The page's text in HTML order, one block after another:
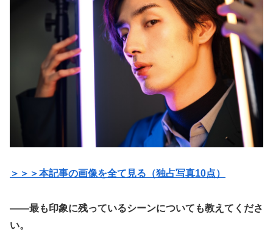
＞＞＞本記事の画像を全て見る（独占写真10点）
――最も印象に残っているシーンについても教えてくださ
い。